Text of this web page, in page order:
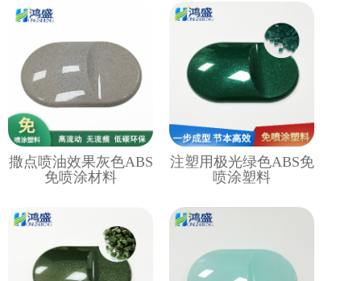
撒点喷油效果灰色ABS
免喷涂材料
注塑用极光绿色ABS免
喷涂塑料